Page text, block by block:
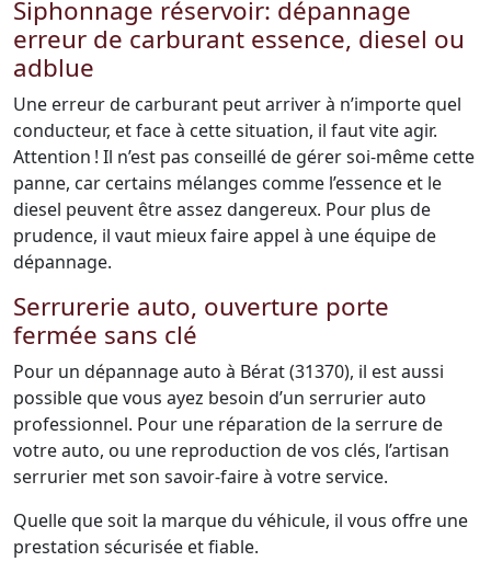
Siphonnage réservoir: dépannage
erreur de carburant essence, diesel ou
adblue
Une erreur de carburant peut arriver à n’importe quel
conducteur, et face à cette situation, il faut vite agir.
Attention ! Il n’est pas conseillé de gérer soi-même cette
panne, car certains mélanges comme l’essence et le
diesel peuvent être assez dangereux. Pour plus de
prudence, il vaut mieux faire appel à une équipe de
dépannage.
Serrurerie auto, ouverture porte
fermée sans clé
Pour un dépannage auto à Bérat (31370), il est aussi
possible que vous ayez besoin d’un serrurier auto
professionnel. Pour une réparation de la serrure de
votre auto, ou une reproduction de vos clés, l’artisan
serrurier met son savoir-faire à votre service.
Quelle que soit la marque du véhicule, il vous offre une
prestation sécurisée et fiable.